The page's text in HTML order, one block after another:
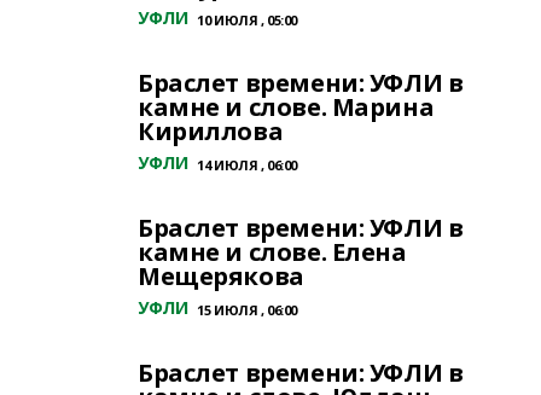
УФЛИ 10 ИЮЛЯ , 05:00
Браслет времени: УФЛИ в
камне и слове. Марина
Кириллова
УФЛИ 14 ИЮЛЯ , 06:00
Браслет времени: УФЛИ в
камне и слове. Елена
Мещерякова
УФЛИ 15 ИЮЛЯ , 06:00
Браслет времени: УФЛИ в